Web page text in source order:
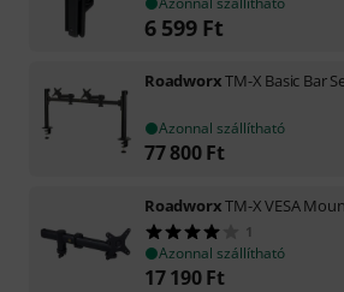
6 599 Ft
RoadworxTM-X Basic Bar
Azonnal szállítható
77 800 Ft
RoadworxTM-X VESA
1
Azonnal szállítható
17 190 Ft